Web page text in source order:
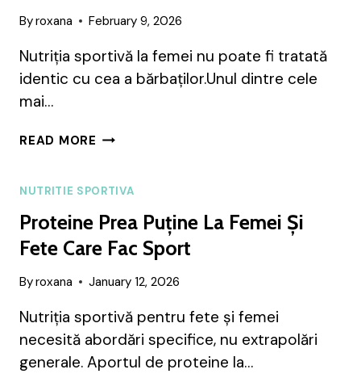
Byroxana February 9, 2026
Nutriția sportivă la femei nu poate fi tratată
identic cu cea a bărbaților.Unul dintre cele
mai…
READ MORE GRĂSIMILE
ȘI
CARE
FAC
SPORT:
ROL
PERFORMANȚĂ
RISCURILE
DEZECHILIBRULUI
NUTRITIE SPORTIVA
Proteine Prea Puține La Femei Și
Fete Care Fac Sport
Byroxana January 12, 2026
Nutriția sportivă pentru fete și femei
necesită abordări specifice, nu extrapolări
generale. Aportul de proteine la…